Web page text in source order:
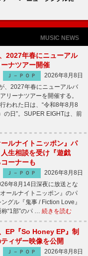
MUSIC NEWS
2027年春にニューアル
ナツアー開催
Ｊ－ＰＯＰ
2026年8月8日
、2027年春にニューアルバ
リーナツアーを開催する。
われた日は、“令和8年8月8
の日”。SUPER EIGHTは、前
ルナイトニッポン』パ
生相談を受け『遊戯
ーナーも
Ｊ－ＰＯＰ
2026年8月8日
年8月14日深夜に放送とな
ールナイトニッポン』のパ
グル『鬼事 / Fiction Love』
“1部”のパ … 続きを読む
EP『So Honey EP』制
ィザー映像を公開
Ｊ－ＰＯＰ
2026年8月8日